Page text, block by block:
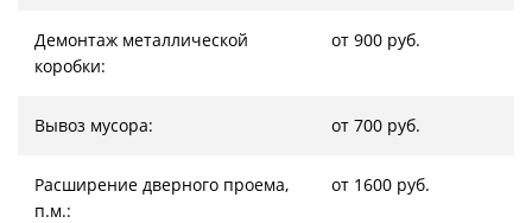
Демонтаж металлической
коробки:
от 900 руб.
Вывоз мусора: от 700 руб.
Расширение дверного проема,
п.м.:
от 1600 руб.